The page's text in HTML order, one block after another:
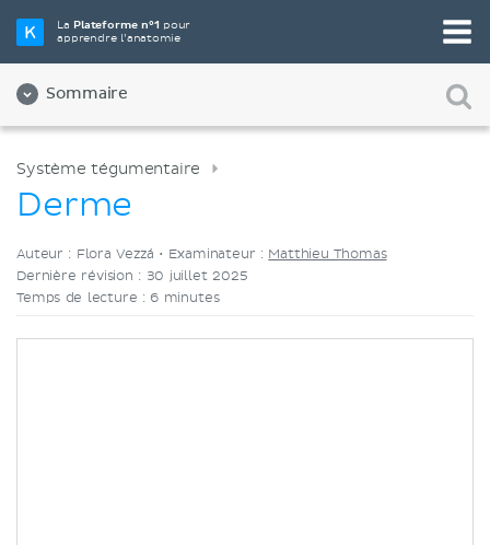
La Plateforme n°1 pour
apprendre l’anatomie
Sommaire
Choisissez votre outil d'étude préféré
Vidéos
Système tégumentaire
Derme
Auteur : Flora Vezzá • Examinateur : Matthieu Thomas
Dernière révision : 30 juillet 2025
Temps de lecture : 6 minutes